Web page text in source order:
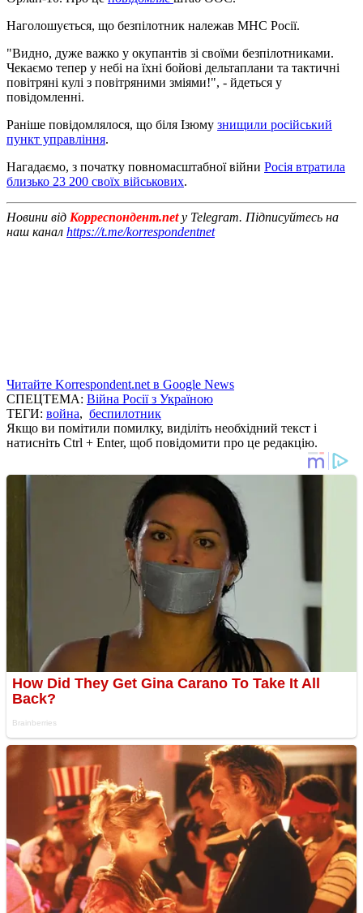
Наголошується, що безпілотник належав МНС Росії.
"Видно, дуже важко у окупантів зі своїми безпілотниками.
Чекаємо тепер у небі на їхні бойові дельтаплани та тактичні
повітряні кулі з повітряними зміями!", - йдеться у
повідомленні.
Раніше повідомлялося, що біля Ізюму знищили російський
пункт управління.
Нагадаємо, з початку повномасштабної війни Росія втратила
близько 23 200 своїх військових.
Новини від Корреспондент.netу Telegram. Підписуйтесь на
наш канал https://t.me/korrespondentnet
Читайте Korrespondent.net в Google News
СПЕЦТЕМА: Війна Росії з Україною
ТЕГИ: война, беспилотник
Якщо ви помітили помилку, виділіть необхідний текст і
натисніть Ctrl + Enter, щоб повідомити про це редакцію.